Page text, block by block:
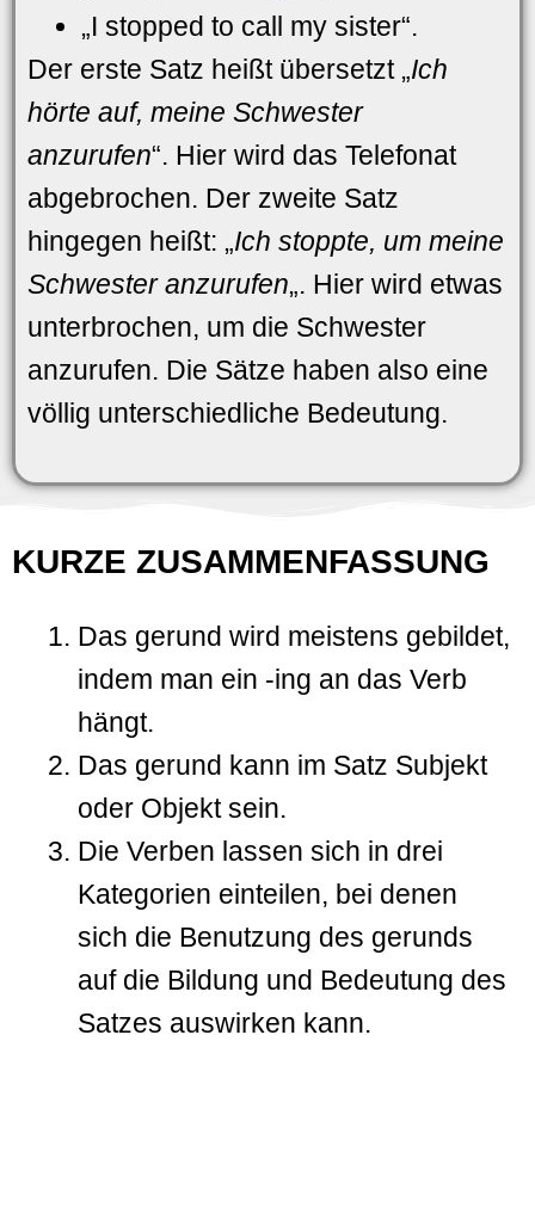
„I stopped to call my sister“.
Der erste Satz heißt übersetzt „Ich
hörte auf, meine Schwester
anzurufen“. Hier wird das Telefonat
abgebrochen. Der zweite Satz
hingegen heißt: „Ich stoppte, um meine
Schwester anzurufen„. Hier wird etwas
unterbrochen, um die Schwester
anzurufen. Die Sätze haben also eine
völlig unterschiedliche Bedeutung.
KURZE ZUSAMMENFASSUNG
Das gerund wird meistens gebildet,
indem man ein -ing an das Verb
hängt.
Das gerund kann im Satz Subjekt
oder Objekt sein.
Die Verben lassen sich in drei
Kategorien einteilen, bei denen
sich die Benutzung des gerunds
auf die Bildung und Bedeutung des
Satzes auswirken kann.